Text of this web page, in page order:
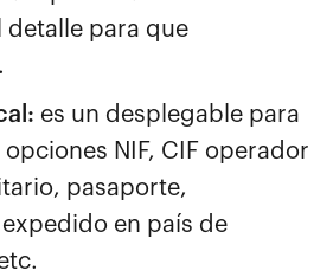
detalle para que
es un desplegable para
opciones NIF, CIF operador
pasaporte,
en país de